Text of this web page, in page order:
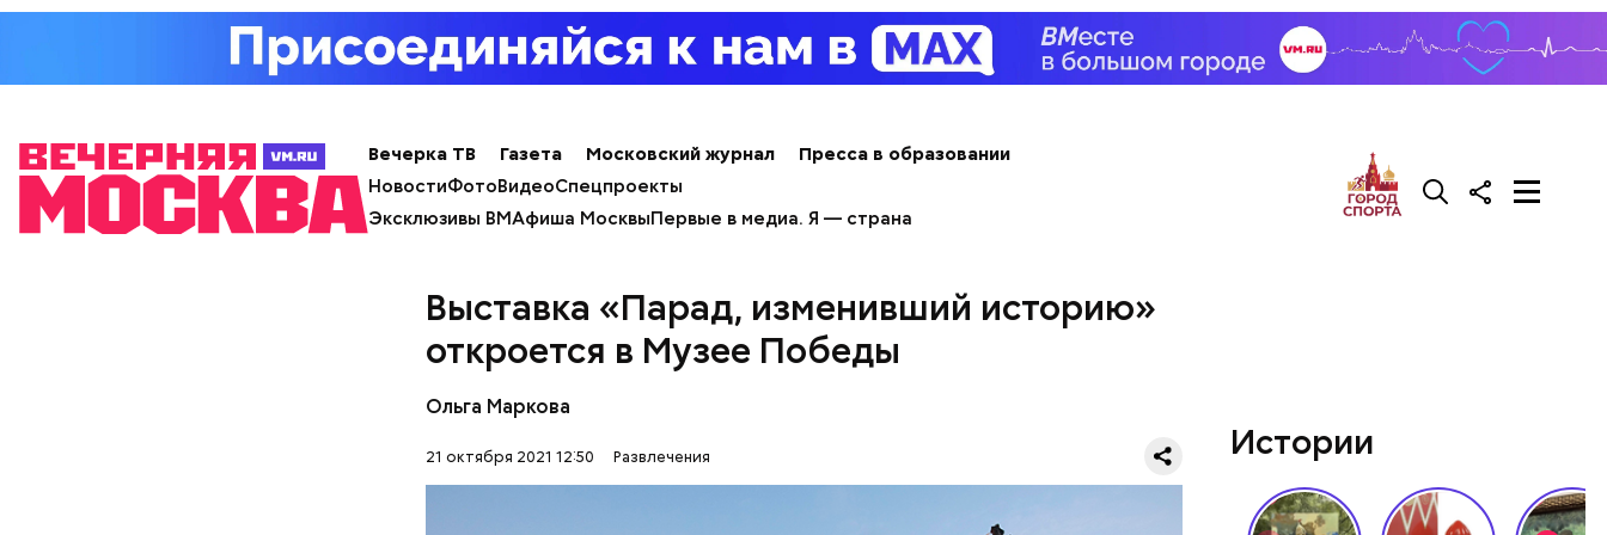
Вечерка ТВ Газета Московский журнал
Пресса в образовании
НовостиФотоВидеоСпецпроекты
Эксклюзивы ВМАфиша МосквыПервые в медиа. Я — страна
Выставка «Парад, изменивший историю»
откроется в Музее Победы
Ольга Маркова
21 октября 2021 12:50 Развлечения
своему любовнику Винсу (Майкл Мэдсен) совершить дерзкое
ограбление двух членов мафии и забрать у них чемоданчик с огромной
суммой денег. Парочка отправляется в автомобильное путешествие
ее смерть.
Истории